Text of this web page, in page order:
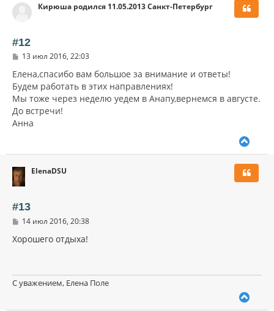
у
ч
Кирюша родился 11.05.2013 Санкт-Петербург
#12
С
о
щ
е
н
и
е
13 июл 2016, 22:03
Елена,спасибо вам большое за внимание и ответы!
Будем работать в этих направлениях!
Мы тоже через неделю уедем в Анапу,вернемся в августе.
До встречи!
Анна
р
у
а
ElenaDSU
#13
С
о
б
и
е
14 июл 2016, 20:38
Хорошего отдыха!
С уважением, Елена Поле